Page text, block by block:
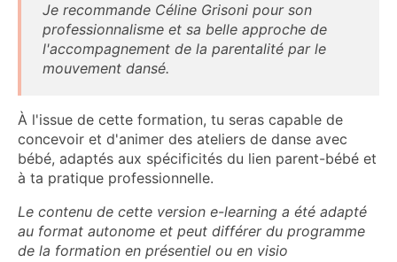
Je recommande Céline Grisoni pour son
professionnalisme et sa belle approche de
l'accompagnement de la parentalité par le
mouvement dansé.
À l'issue de cette formation, tu seras capable de
concevoir et d'animer des ateliers de danse avec
bébé, adaptés aux spécificités du lien parent-bébé et
à ta pratique professionnelle.
Le contenu de cette version e-learning a été adapté
au format autonome et peut différer du programme
de la formation en présentiel ou en visio